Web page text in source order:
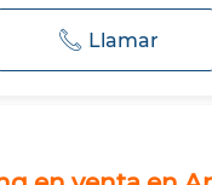
Llamar